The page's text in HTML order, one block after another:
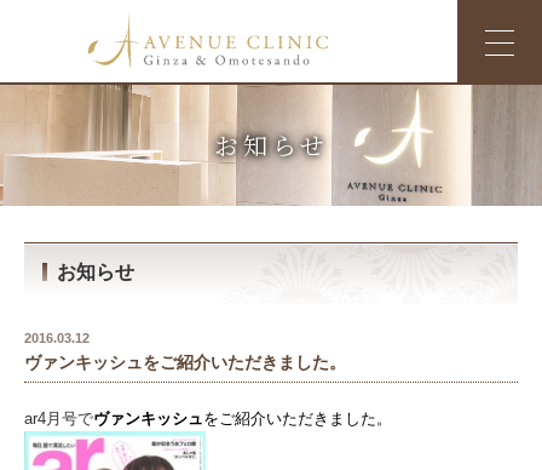
お知らせ
お知らせ
2016.03.12
ヴァンキッシュをご紹介いただきました。
ar4月号でヴァンキッシュをご紹介いただきました。